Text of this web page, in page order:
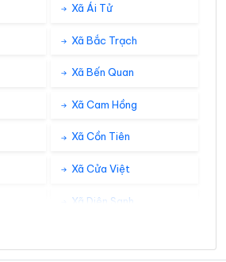
Xã Ái Tử
Xã Bắc Trạch
Xã Bến Quan
Xã Cam Hồng
Xã Cồn Tiên
Xã Cửa Việt
Xã Diên Sanh